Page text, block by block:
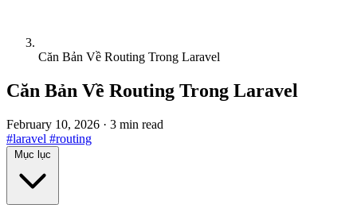
Căn Bản Về Routing Trong Laravel
Căn Bản Về Routing Trong Laravel
February 10, 2026 · 3 min read
#laravel #routing
Mục lục